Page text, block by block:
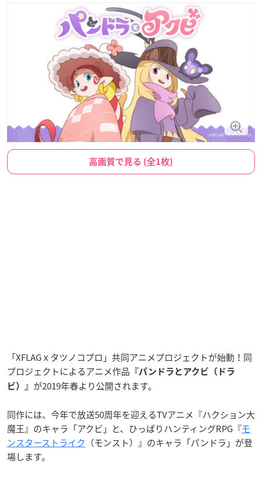
高画質で見る (全1枚)
「XFLAGｘタツノコプロ」共同アニメプロジェクトが始動！同
プロジェクトによるアニメ作品 『パンドラとアクビ（ドラ
ビ）』 が2019年春より公開されます。
同作には、今年で放送50周年を迎えるTVアニメ『ハクション大
魔王』のキャラ「アクビ」と、ひっぱりハンティングRPG『モ
ンスターストライク （モンスト）』のキャラ「パンドラ」が登
場します。